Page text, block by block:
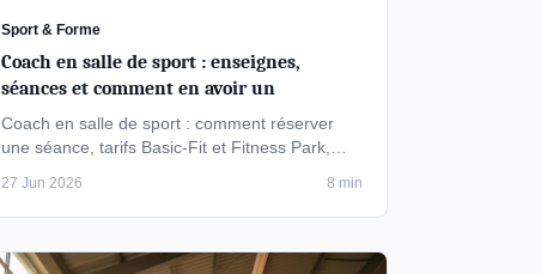
Sport & Forme
Coach en salle de sport : enseignes,
séances et comment en avoir un
Coach en salle de sport : comment réserver
une séance, tarifs Basic-Fit et Fitness Park,
27 Jun 2026 8 min